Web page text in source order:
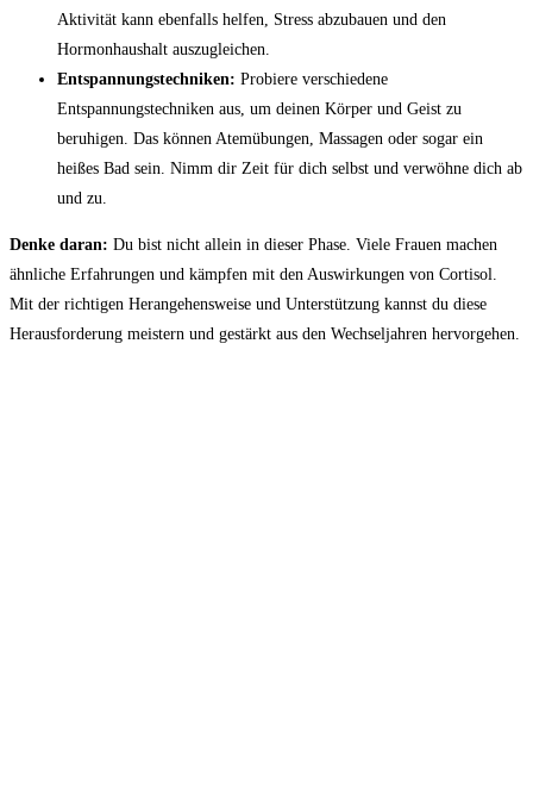
Aktivität kann ebenfalls helfen, Stress ⁤abzubauen und den⁤
Hormonhaushalt⁤ auszugleichen.
Entspannungstechniken: Probiere verschiedene
Entspannungstechniken aus, um ‌deinen‍ Körper und Geist zu
beruhigen. Das​ können Atemübungen, Massagen oder sogar ein
heißes Bad sein. Nimm ⁢dir Zeit für dich selbst ⁤und verwöhne⁣ dich ab⁤
und zu.
Denke daran: Du⁤ bist nicht allein ⁢in dieser⁣ Phase. Viele Frauen machen
ähnliche Erfahrungen und kämpfen ⁤mit den Auswirkungen⁣ von⁢ Cortisol.
Mit der richtigen Herangehensweise und Unterstützung⁢ kannst ⁢du⁣ diese
Herausforderung meistern und gestärkt aus ⁣den Wechseljahren hervorgehen.